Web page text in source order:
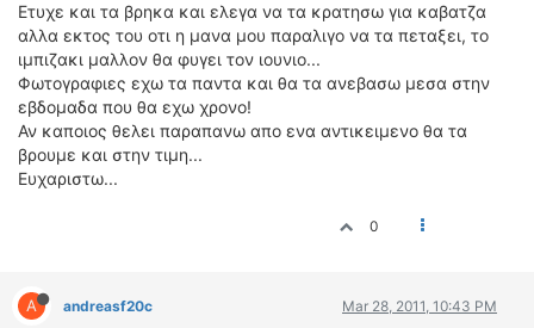
Ετυχε και τα βρηκα και ελεγα να τα κρατησω για καβατζα
αλλα εκτος του οτι η μανα μου παραλιγο να τα πεταξει, το
ιμπιζακι μαλλον θα φυγει τον ιουνιο...
Φωτογραφιες εχω τα παντα και θα τα ανεβασω μεσα στην
εβδομαδα που θα εχω χρονο!
Αν καποιος θελει παραπανω απο ενα αντικειμενο θα τα
βρουμε και στην τιμη...
Ευχαριστω...
0
A andreasf20c Mar 28, 2011, 10:43 PM
WRC
ΔΙΕΘΝΕΙΣ ΑΓΩΝΕΣ
ΕΛΛΗΝΙΚΟΙ ΑΓΩΝΕΣ
ΤΙΜΕΣ
4T CLASSIC
ΑΓΩΝΙΣΤΙΚΑ ΑΥΤΟΚΙΝΗΤΑ